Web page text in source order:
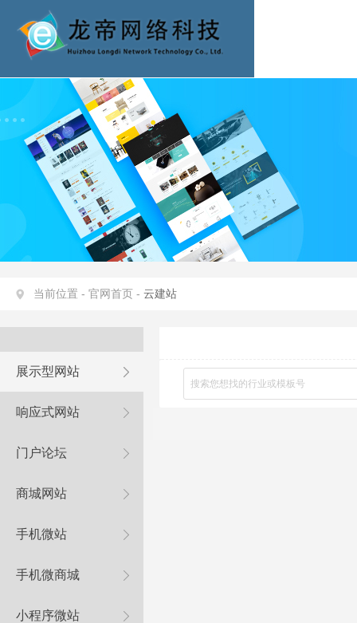
当前位置 - 官网首页 - 云建站
展示型网站
响应式网站
门户论坛
商城网站
手机微站
手机微商城
小程序微站